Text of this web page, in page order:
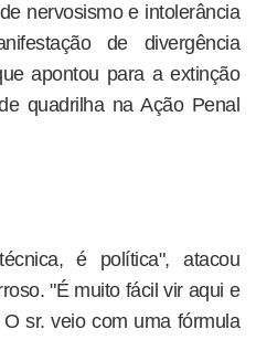
nervosismo e intolerância
de divergência
apontou para a extinção
quadrilha na Ação Penal
é política", atacou
"É muito fácil vir aqui e
sr. veio com uma fórmula